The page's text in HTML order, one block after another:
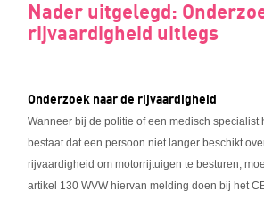
Nader uitgelegd:
rijvaardigheid uitlegs
Onderzoek naar de rijvaardigheid
Wanneer bij de politie of een medisch specialist
bestaat dat een persoon niet langer beschikt
rijvaardigheid om motorrijtuigen te besturen,
artikel 130 WVW hiervan melding doen bij het